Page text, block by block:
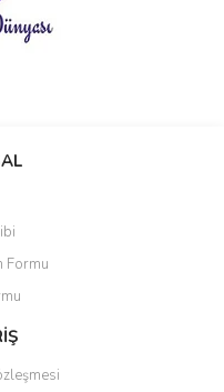
siz yapın!
Formu